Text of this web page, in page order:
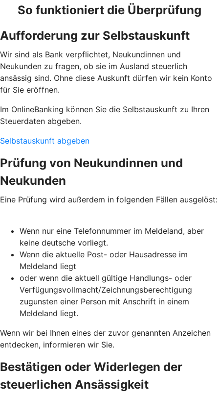
So funktioniert die Überprüfung
Aufforderung zur Selbstauskunft
Wir sind als Bank verpflichtet, Neukundinnen und
Neukunden zu fragen, ob sie im Ausland steuerlich
ansässig sind. Ohne diese Auskunft dürfen wir kein Konto
für Sie eröffnen.
Im OnlineBanking können Sie die Selbstauskunft zu Ihren
Steuerdaten abgeben.
Selbstauskunft abgeben
Prüfung von Neukundinnen und
Neukunden
Eine Prüfung wird außerdem in folgenden Fällen ausgelöst:
Wenn nur eine Telefonnummer im Meldeland, aber
keine deutsche vorliegt.
Wenn die aktuelle Post- oder Hausadresse im
Meldeland liegt
oder wenn die aktuell gültige Handlungs- oder
Verfügungsvollmacht/Zeichnungsberechtigung
zugunsten einer Person mit Anschrift in einem
Meldeland liegt.
Wenn wir bei Ihnen eines der zuvor genannten Anzeichen
entdecken, informieren wir Sie.
Bestätigen oder Widerlegen der
steuerlichen Ansässigkeit